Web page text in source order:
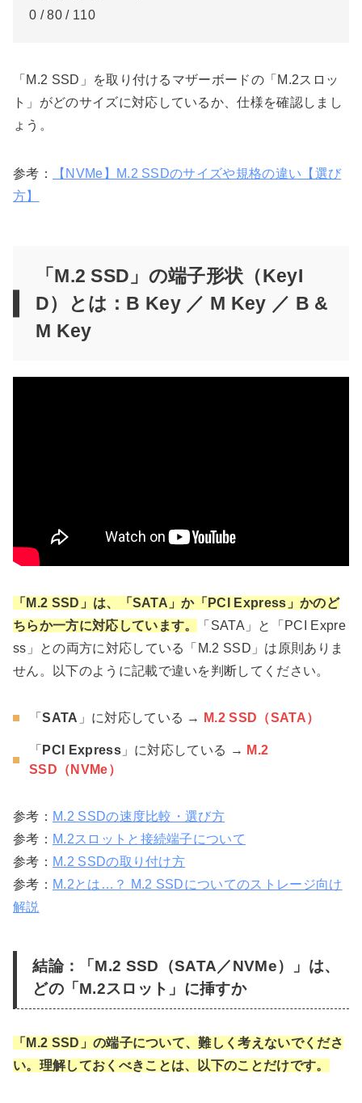
0 / 80 / 110
「M.2 SSD」を取り付けるマザーボードの「M.2スロッ
ト」がどのサイズに対応しているか、仕様を確認しまし
ょう。
参考：
【NVMe】M.2 SSDのサイズや規格の違い【選び
方】
「M.2 SSD」の端子形状（KeyI
D）とは：B Key ／ M Key ／ B &
M Key
「M.2 SSD」は、「SATA」か「PCI Express」かのど
ちらか一方に対応しています。
「SATA」と「PCI Expre
ss」との両方に対応している「M.2 SSD」は原則ありま
せん。以下のように記載で違いを判断してください。
「SATA 」に対応している → M.2 SSD（SATA）
「 PCI Express」に対応している → M.2
SSD（NVMe）
参考： M.2 SSDの速度比較・選び方
参考： M.2スロットと接続端子について
参考： M.2 SSDの取り付け方
参考： M.2とは…？ M.2 SSDについてのストレージ向け
解説
結論：「M.2 SSD（SATA／NVMe）」は、
どの「M.2スロット」に挿すか
「M.2 SSD」の端子について、難しく考えないでくださ
い。理解しておくべきことは、以下のことだけです。